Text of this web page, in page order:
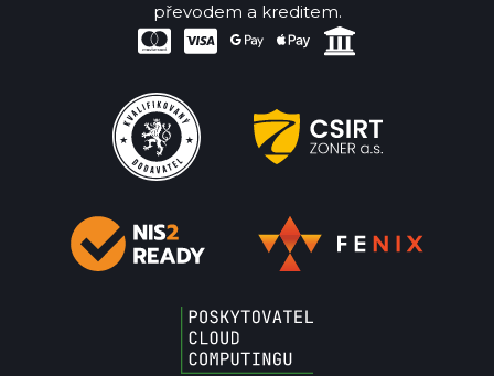
převodem a kreditem.